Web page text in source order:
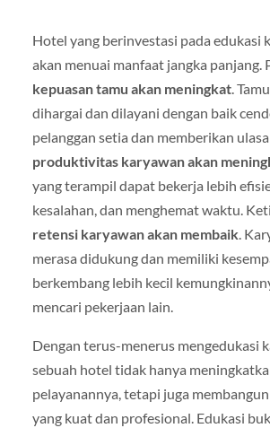
Hotel yang berinvestasi pada edukasi
akan menuai manfaat jangka panjang.
kepuasan tamu akan meningkat.
dihargai dan dilayani dengan baik
pelanggan setia dan memberikan
produktivitas karyawan akan
yang terampil dapat bekerja lebih
kesalahan, dan menghemat waktu.
retensi karyawan akan membaik.
merasa didukung dan memiliki
berkembang lebih kecil
mencari pekerjaan lain.
Dengan terus-menerus mengedukasi
sebuah hotel tidak hanya
pelayanannya, tetapi juga
yang kuat dan profesional. Edukasi